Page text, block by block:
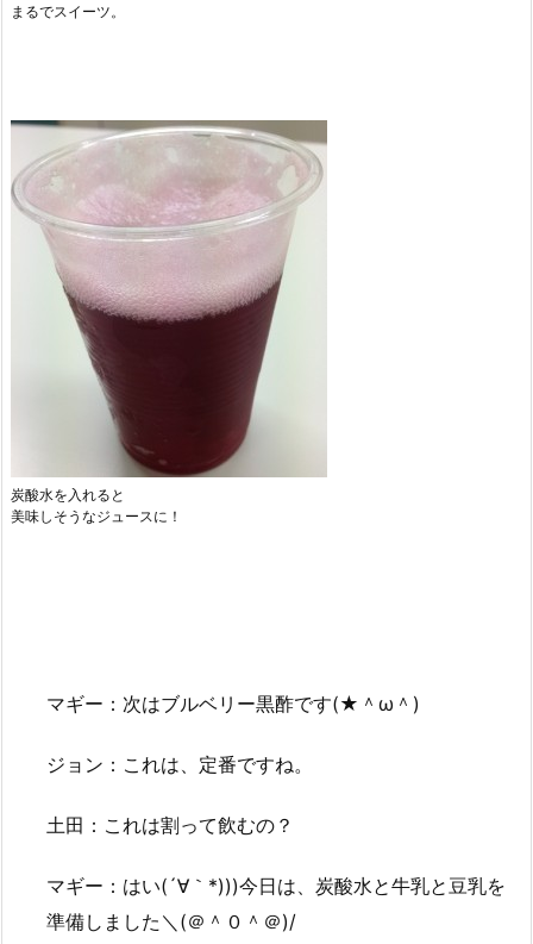
まるでスイーツ。
炭酸水を入れると
美味しそうなジュースに！
マギー：次はブルベリー黒酢です(★＾ω＾)
ジョン：これは、定番ですね。
土田：これは割って飲むの？
マギー：はい(´∀｀*)))今日は、炭酸水と牛乳と豆乳を
準備しました＼(＠＾０＾＠)/